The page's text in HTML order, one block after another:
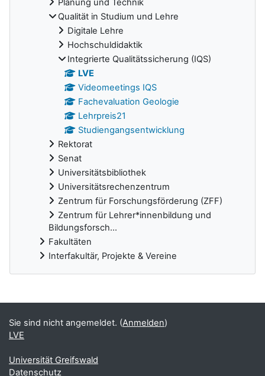
Planung und Technik
Qualität in Studium und Lehre
Digitale Lehre
Hochschuldidaktik
Integrierte Qualitätssicherung (IQS)
LVE
Videomeetings IQS
Fachevaluation Geologie
Lehrpreis21
Studiengangsentwicklung
Rektorat
Senat
Universitätsbibliothek
Universitätsrechenzentrum
Zentrum für Forschungsförderung (ZFF)
Zentrum für Lehrer*innenbildung und
Bildungsforsch...
Fakultäten
Interfakultär, Projekte & Vereine
Ergänzungsblöcke
Sie sind nicht angemeldet. (Anmelden)
LVE
Universität Greifswald
Datenschutz